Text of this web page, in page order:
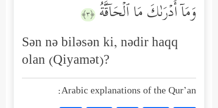
وَمَاۤ أَدۡرَىٰكَ مَا ٱلۡحَاۤقَّةُ ﴿٣﴾
Sən nə biləsən ki, nədir haqq
olan (Qiyamət)?
Arabic explanations of the Qur’an: